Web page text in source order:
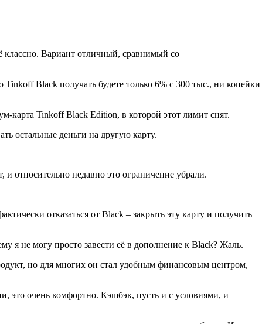
классно. Вариант отличный, сравнимый со
Black получать будете только 6% с 300 тыс., ни копейки
карта Tinkoff Black Edition, в которой этот лимит снят.
остальные деньги на другую карту.
относительно недавно это ограничение убрали.
отказаться от Black – закрыть эту карту и получить
я не могу просто завести её в дополнение к Black? Жаль.
но для многих он стал удобным финансовым центром,
это очень комфортно. Кэшбэк, пусть и с условиями, и